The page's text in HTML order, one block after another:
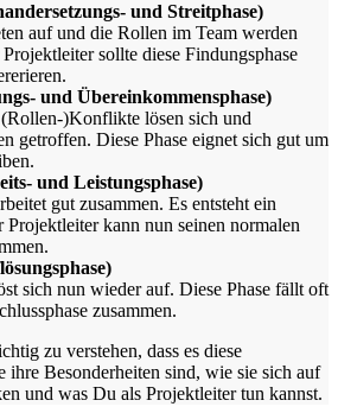
und Streitphase)
auf und die Rollen im Team werden
sollte diese Findungsphase
und Übereinkommensphase)
)Konflikte lösen sich und
getroffen. Diese Phase eignet sich gut um
und Leistungsphase)
gut zusammen. Es entsteht ein
kann nun seinen normalen
sich nun wieder auf. Diese Phase fällt oft
zusammen.
zu verstehen, dass es diese
ihre Besonderheiten sind, wie sie sich auf
und was Du als Projektleiter tun kannst.